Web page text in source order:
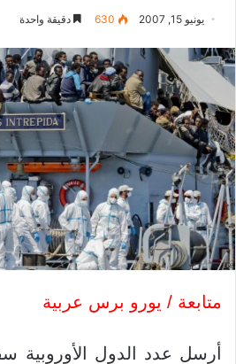
يونيو 15, 2007 630 دقيقة واحدة
متابعة / يورو برس عربية
أرسل عدد الدول الأوروبية